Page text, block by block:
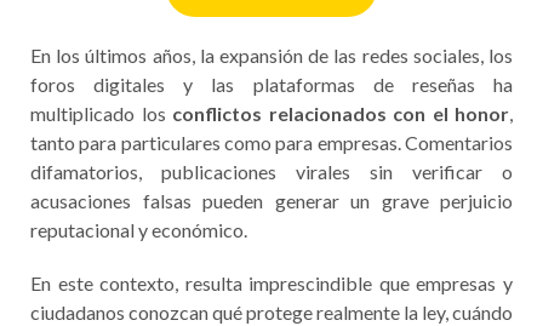
En los últimos años, la expansión de las redes sociales, los
foros digitales y las plataformas de reseñas ha
multiplicado los conflictos relacionados con el honor,
tanto para particulares como para empresas. Comentarios
difamatorios, publicaciones virales sin verificar o
acusaciones falsas pueden generar un grave perjuicio
reputacional y económico.
En este contexto, resulta imprescindible que empresas y
ciudadanos conozcan qué protege realmente la ley, cuándo